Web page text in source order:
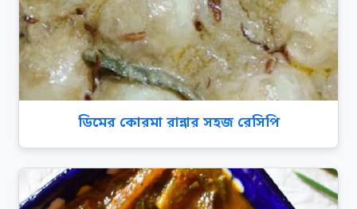
ডিমের কোরমা রান্নার সহজ রেসিপি